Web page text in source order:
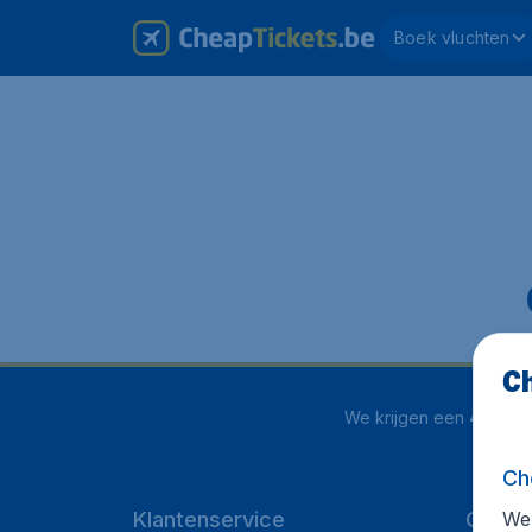
Boek vluchten
We krijgen een 4.1 uit 5
Klantenservice